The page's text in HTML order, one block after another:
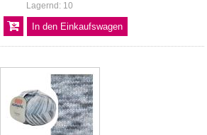
Lagernd: 10